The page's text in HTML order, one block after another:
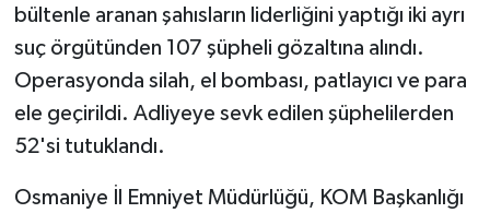
bültenle aranan şahısların liderliğini yaptığı iki ayrı
suç örgütünden 107 şüpheli gözaltına alındı.
Operasyonda silah, el bombası, patlayıcı ve para
ele geçirildi. Adliyeye sevk edilen şüphelilerden
52'si tutuklandı.
Osmaniye İl Emniyet Müdürlüğü, KOM Başkanlığı